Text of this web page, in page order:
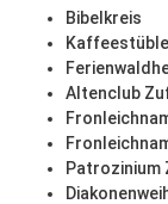
Bibelkreis
Altenclub
Patrozinium